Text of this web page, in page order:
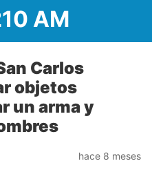
AM
Carlos
objetos
un arma y
hace 8 meses